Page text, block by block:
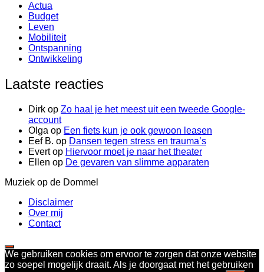
Actua
Budget
Leven
Mobiliteit
Ontspanning
Ontwikkeling
Laatste reacties
Dirk op Zo haal je het meest uit een tweede Google-
account
Olga op Een fiets kun je ook gewoon leasen
Eef B. op Dansen tegen stress en trauma’s
Evertop Hiervoor moet je naar het theater
Ellen op De gevaren van slimme apparaten
Muziek op de Dommel
Disclaimer
Over mij
Contact
We gebruiken cookies om ervoor te zorgen dat onze website
zo soepel mogelijk draait. Als je doorgaat met het gebruiken